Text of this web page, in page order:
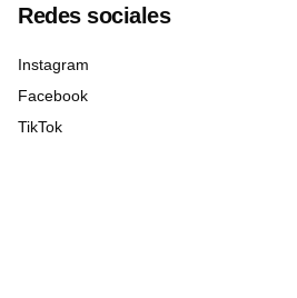
Redes sociales
Instagram
Facebook
TikTok